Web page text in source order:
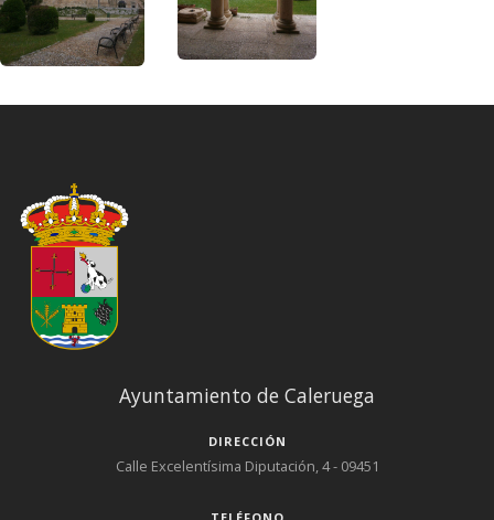
Ayuntamiento de Caleruega
DIRECCIÓN
Calle Excelentísima Diputación, 4 - 09451